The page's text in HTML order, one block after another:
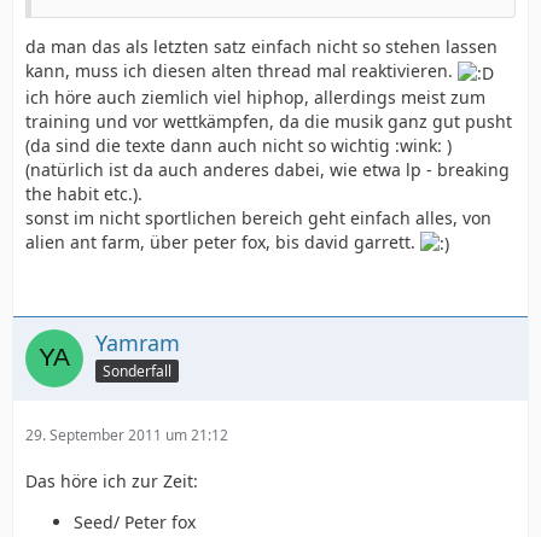
da man das als letzten satz einfach nicht so stehen lassen
kann, muss ich diesen alten thread mal reaktivieren.
ich höre auch ziemlich viel hiphop, allerdings meist zum
training und vor wettkämpfen, da die musik ganz gut pusht
(da sind die texte dann auch nicht so wichtig :wink: )
(natürlich ist da auch anderes dabei, wie etwa lp - breaking
the habit etc.).
sonst im nicht sportlichen bereich geht einfach alles, von
alien ant farm, über peter fox, bis david garrett.
Yamram
Sonderfall
29. September 2011 um 21:12
Das höre ich zur Zeit:
Seed/ Peter fox